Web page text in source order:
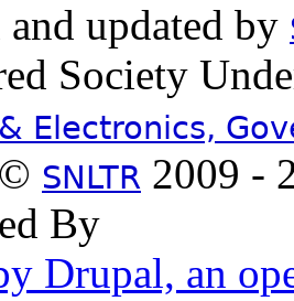
updated by
Society
Electronics,
SNLTR 2009 -
By